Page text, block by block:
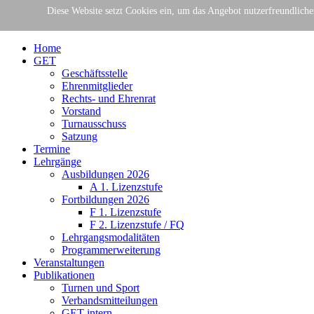
Gemeinschaft Essener Turnvereine e.V. Der Verband für Gymnastik +
Home
GET
Geschäftsstelle
Ehrenmitglieder
Rechts- und Ehrenrat
Vorstand
Turnausschuss
Satzung
Termine
Lehrgänge
Ausbildungen 2026
A 1. Lizenzstufe
Fortbildungen 2026
F 1. Lizenzstufe
F 2. Lizenzstufe / FQ
Lehrgangsmodalitäten
Programmerweiterung
Veranstaltungen
Publikationen
Turnen und Sport
Verbandsmitteilungen
Diese Website setzt Cookies ein, um das Angebot